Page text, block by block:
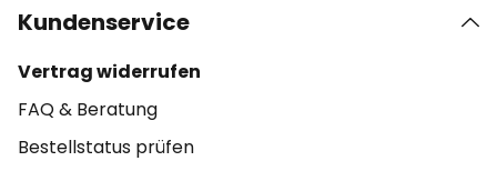
Kundenservice
Vertrag widerrufen
FAQ & Beratung
Bestellstatus prüfen